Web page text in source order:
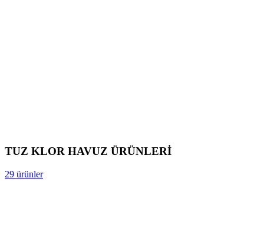
TUZ KLOR HAVUZ ÜRÜNLERİ
29 ürünler